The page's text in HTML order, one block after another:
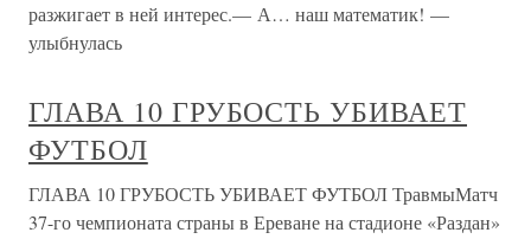
разжигает в ней интерес.— А… наш математик! —
улыбнулась
ГЛАВА 10 ГРУБОСТЬ УБИВАЕТ
ФУТБОЛ
ГЛАВА 10 ГРУБОСТЬ УБИВАЕТ ФУТБОЛ ТравмыМатч
37-го чемпионата страны в Ереване на стадионе «Раздан»